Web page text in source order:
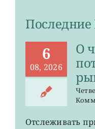
Последние
6
08, 2026
О
Отслеживать